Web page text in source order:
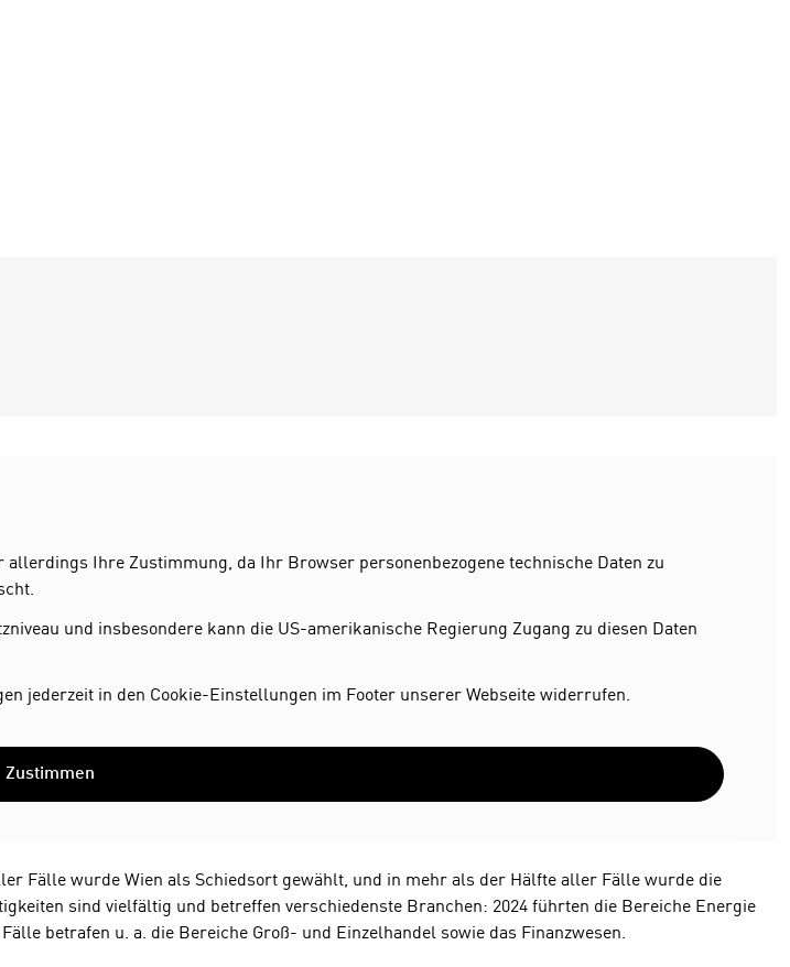
Ihre Zustimmung, da Ihr Browser personenbezogene technische Daten zu
und insbesondere kann die US-amerikanische Regierung Zugang zu diesen Daten
jederzeit in den Cookie-Einstellungen im Footer unserer Webseite widerrufen.
Zustimmen
Fälle wurde Wien als Schiedsort gewählt, und in mehr als der Hälfte aller Fälle wurde die
sind vielfältig und betreffen verschiedenste Branchen: 2024 führten die Bereiche Energie
betrafen u. a. die Bereiche Groß- und Einzelhandel sowie das Finanzwesen.